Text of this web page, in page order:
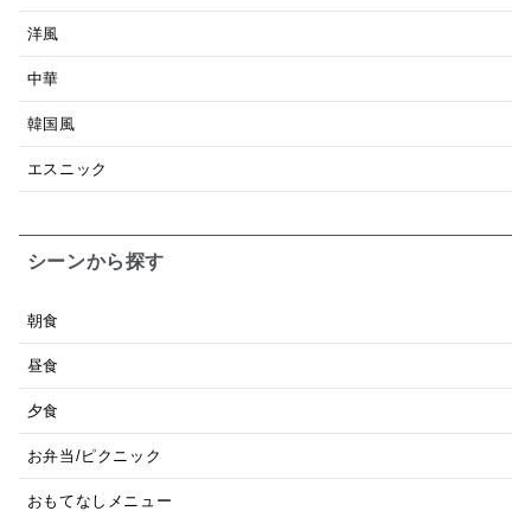
洋風
中華
韓国風
エスニック
シーンから探す
朝食
昼食
夕食
お弁当/ピクニック
おもてなしメニュー